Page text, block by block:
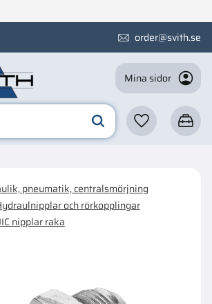
order@svith.se
Mina sidor
Favoriter
av dessa
intressera dig?
pneumatik, centralsmörjning
och rörkopplingar
nipplar raka